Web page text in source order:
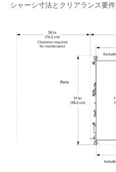
シャーシ寸法とクリアランス要件